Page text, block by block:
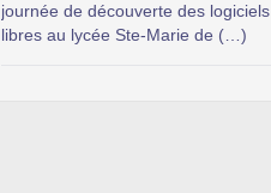
journée de découverte des logiciels
libres au lycée Ste-Marie de (…)